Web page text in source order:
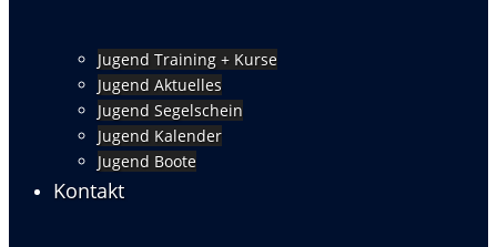
Jugend Training + Kurse
Jugend Aktuelles
Jugend Segelschein
Jugend Kalender
Jugend Boote
Kontakt